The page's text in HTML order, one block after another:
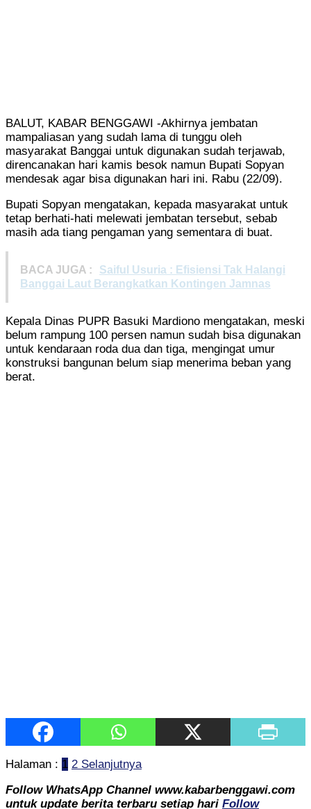
BALUT, KABAR BENGGAWI -Akhirnya jembatan
mampaliasan yang sudah lama di tunggu oleh
masyarakat Banggai untuk digunakan sudah terjawab,
direncanakan hari kamis besok namun Bupati Sopyan
mendesak agar bisa digunakan hari ini. Rabu (22/09).
Bupati Sopyan mengatakan, kepada masyarakat untuk
tetap berhati-hati melewati jembatan tersebut, sebab
masih ada tiang pengaman yang sementara di buat.
BACA JUGA :
Saiful Usuria : Efisiensi Tak Halangi
Banggai Laut Berangkatkan Kontingen Jamnas
Kepala Dinas PUPR Basuki Mardiono mengatakan, meski
belum rampung 100 persen namun sudah bisa digunakan
untuk kendaraan roda dua dan tiga, mengingat umur
konstruksi bangunan belum siap menerima beban yang
berat.
Halaman : 1 2 Selanjutnya
Follow WhatsApp Channel www.kabarbenggawi.com
untuk update berita terbaru setiap hari Follow